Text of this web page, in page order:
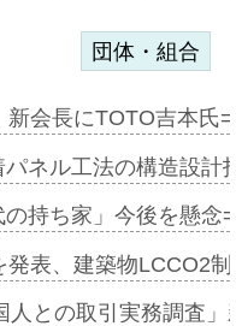
団体・組合
新会長にTOTO吉本氏
ネル工法の構造設
持ち家」今後を懸
発表、建築物LCCO2
人との取引実務調査